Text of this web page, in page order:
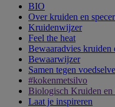
BIO
Over kruiden en
Kruidenwijzer
Feel the heat
Bewaaradvies kruiden
Bewaarwijzer
Samen tegen
#kokenmetsilvo
Biologisch Kruiden en
Laat je inspireren